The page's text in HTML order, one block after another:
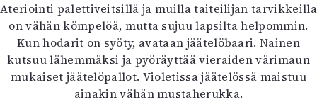
Ateriointi palettiveitsillä ja muilla taiteilijan tarvikkeilla
on vähän kömpelöä, mutta sujuu lapsilta helpommin.
Kun hodarit on syöty, avataan jäätelöbaari. Nainen
kutsuu lähemmäksi ja pyöräyttää vieraiden värimaun
mukaiset jäätelöpallot. Violetissa jäätelössä maistuu
ainakin vähän mustaherukka.